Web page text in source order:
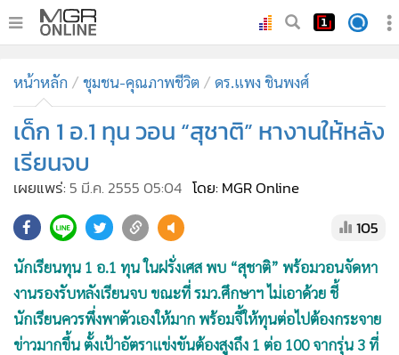
ทันเหตุการณ์
• ภาคใต้
ภูมิภาค
Online Section
• ผู้จัดการรายวัน
• คอลัมนิสต์
• ละคร
• CbizReview
• Cyber BIZ
หน้าหลัก ชุมชน-คุณภาพชีวิต ดร.แพง ชินพงศ์
เด็ก 1 อ.1 ทุน วอน “สุชาติ” หางานให้หลัง
เรียนจบ
เผยแพร่:5 มี.ค. 2555 05:04 โดย: MGR Online
105
นักเรียนทุน 1 อ.1 ทุน ในฝรั่งเศส พบ “สุชาติ” พร้อมวอนจัดหา
งานรองรับหลังเรียนจบ ขณะที่ รมว.ศึกษาฯ ไม่เอาด้วย ชี้
นักเรียนควรพึ่งพาตัวเองให้มาก พร้อมจี้ให้ทุนต่อไปต้องกระจาย
ข่าวมากขึ้น ตั้งเป้าอัตราแข่งขันต้องสูงถึง 1 ต่อ 100 จากรุ่น 3 ที่